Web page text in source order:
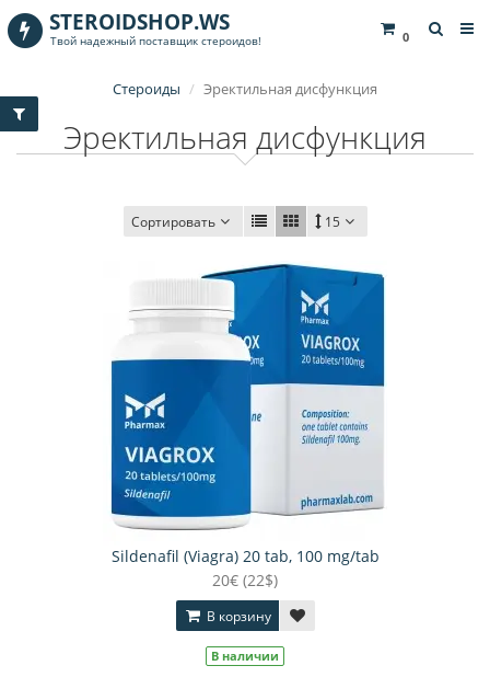
0
STEROIDSHOP.WS
Твой надежный поставщик стероидов!
Стероиды Эректильная дисфункция
Эректильная дисфункция
Сортировать 15
Sildenafil (Viagra) 20 tab, 100 mg/tab
20€ (22$)
В корзину
В наличии